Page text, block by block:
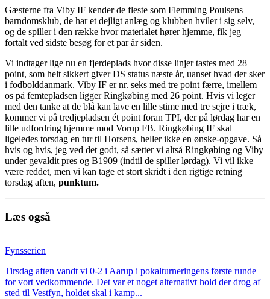
Gæsterne fra Viby IF kender de fleste som Flemming Poulsens
barndomsklub, de har et dejligt anlæg og klubben hviler i sig selv,
og de spiller i den række hvor materialet hører hjemme, fik jeg
fortalt ved sidste besøg for et par år siden.
Vi indtager lige nu en fjerdeplads hvor disse linjer tastes med 28
point, som helt sikkert giver DS status næste år, uanset hvad der sker
i fodbolddanmark. Viby IF er nr. seks med tre point færre, imellem
os på femtepladsen ligger Ringkøbing med 26 point. Hvis vi leger
med den tanke at de blå kan lave en lille stime med tre sejre i træk,
kommer vi på tredjepladsen ét point foran TPI, der på lørdag har en
lille udfordring hjemme mod Vorup FB. Ringkøbing IF skal
ligeledes torsdag en tur til Horsens, heller ikke en ønske-opgave. Så
hvis og hvis, jeg ved det godt, så sætter vi altså Ringkøbing og Viby
under gevaldit pres og B1909 (indtil de spiller lørdag). Vi vil ikke
være reddet, men vi kan tage et stort skridt i den rigtige retning
torsdag aften, punktum.
Læs også
Fynsserien
Tirsdag aften vandt vi 0-2 i Aarup i pokalturneringens første runde
for vort vedkommende. Det var et noget alternativt hold der drog af
sted til Vestfyn, holdet skal i kamp...